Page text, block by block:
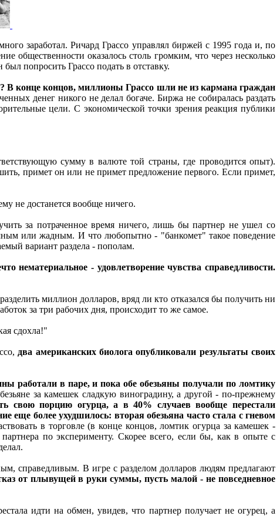
заработал. Ричард Грассо управлял биржей с 1995 года и, по
оказалось столь громким, что через несколько
попросить Грассо подать в отставку.
В конце концов, миллионы Грассо шли не из кармана граждан
денег никого не делал богаче. Биржа не собиралась раздать
цели. С экономической точки зрения реакция публики
сумму в валюте той страны, где проводится опыт).
примет он или не примет предложение первого. Если примет,
не достанется вообще ничего.
за потраченное время ничего, лишь бы партнер не ушел со
или жадным. И что любопытно - "банкомет" такое поведение
вариант раздела - пополам.
нематериальное - удовлетворение чувства справедливости.
миллион долларов, вряд ли кто отказался бы получить ни
за три рабочих дня, происходит то же самое.
сдохла!"
два американских биолога опубликовали результаты своих
работали в паре, и пока обе обезьяны получали по ломтику
за камешек сладкую виноградину, а другой - по-прежнему
свою порцию огурца, а в 40% случаев вообще перестали
еще более ухудшилось: вторая обезьяна часто стала с гневом
в торговле (в конце концов, ломтик огурца за камешек -
по эксперименту. Скорее всего, если бы, как в опыте с
справедливым. В игре с разделом долларов людям предлагают
от плывущей в руки суммы, пусть малой - не повседневное
идти на обмен, увидев, что партнер получает не огурец, а